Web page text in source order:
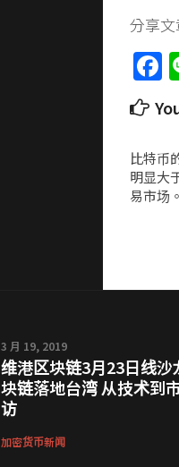
分享文
比特币
明显大
易市场。
3 月 19, 2019
维港区块链3月23日线沙
块链落地台湾 从技术到
访
加密货币新闻